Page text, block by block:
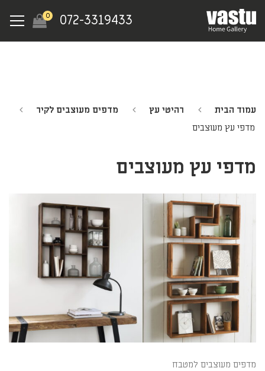
main
072-3319433
0
Menu
עמוד הבית רהיטי עץ
מדפים מעוצבים לקיר
מדפי עץ מעוצבים
מדפי עץ מעוצבים
מדפים מעוצבים למטבח